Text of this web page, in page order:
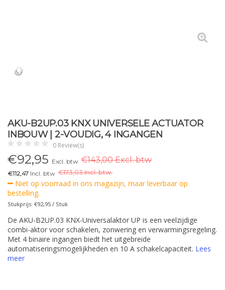
AKU-B2UP.03 KNX UNIVERSELE ACTUATOR
INBOUW | 2-VOUDIG, 4 INGANGEN
0 Review(s)
€92,95 Excl. btw €143,00 Excl. btw
€112,47 Incl. btw €173,03 Incl. btw.
Niet op voorraad in ons magazijn, maar leverbaar op
bestelling.
Stukprijs: €92,95 / Stuk
De AKU-B2UP.03 KNX-Universalaktor UP is een veelzijdige
combi-aktor voor schakelen, zonwering en verwarmingsregeling.
Met 4 binaire ingangen biedt het uitgebreide
automatiseringsmogelijkheden en 10 A schakelcapaciteit. Lees
meer